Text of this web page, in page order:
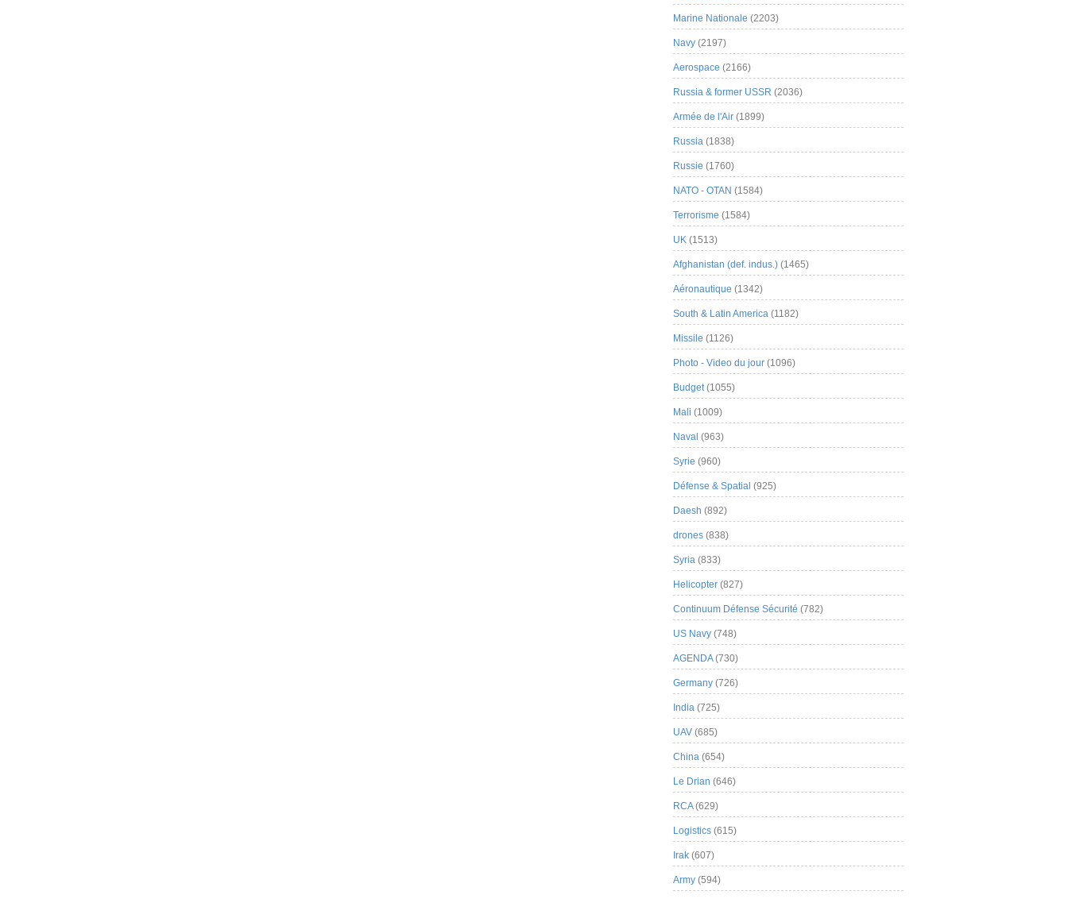
Marine Nationale (2203)
Navy (2197)
Aerospace (2166)
Russia & former USSR (2036)
Armée de l'Air (1899)
Russia (1838)
Russie (1760)
NATO - OTAN (1584)
Terrorisme (1584)
UK (1513)
Afghanistan (def. indus.) (1465)
Aéronautique (1342)
South & Latin America (1182)
Missile (1126)
Photo - Video du jour (1096)
Budget(1055)
Mali (1009)
Naval (963)
Syrie (960)
Défense & Spatial (925)
Daesh (892)
drones (838)
Syria (833)
Helicopter (827)
Continuum Défense Sécurité (782)
US Navy (748)
AGENDA(730)
Germany (726)
India (725)
UAV (685)
China (654)
Le Drian (646)
RCA(629)
Logistics (615)
Irak (607)
Army (594)